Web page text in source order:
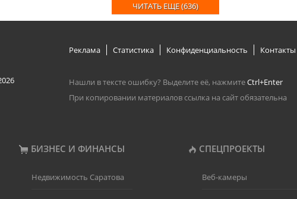
ЧИТАТЬ ЕЩЕ (636)
Реклама Статистика Конфиденциальность Контакты
Нашли в тексте ошибку? Выделите её, нажмитеCtrl+Enter
При копировании материалов ссылка на сайт обязательна
БИЗНЕС И ФИНАНСЫ СПЕЦПРОЕКТЫ
Недвижимость Саратова Веб-камеры